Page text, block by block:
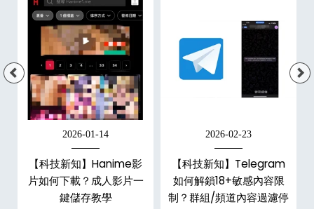
2026-01-14
【科技新知】Hanime影
片如何下載？成人影片一
鍵儲存教學
2026-02-23
【科技新知】Telegram
如何解鎖18+敏感內容限
制？群組/頻道內容過濾停